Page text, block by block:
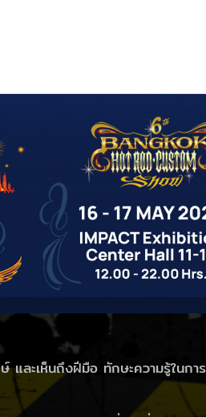
และเห็นถึงฝีมือ ทักษะความรู้ในก